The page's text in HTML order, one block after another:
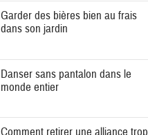
Garder des bières bien au frais
dans son jardin
Danser sans pantalon dans le
monde entier